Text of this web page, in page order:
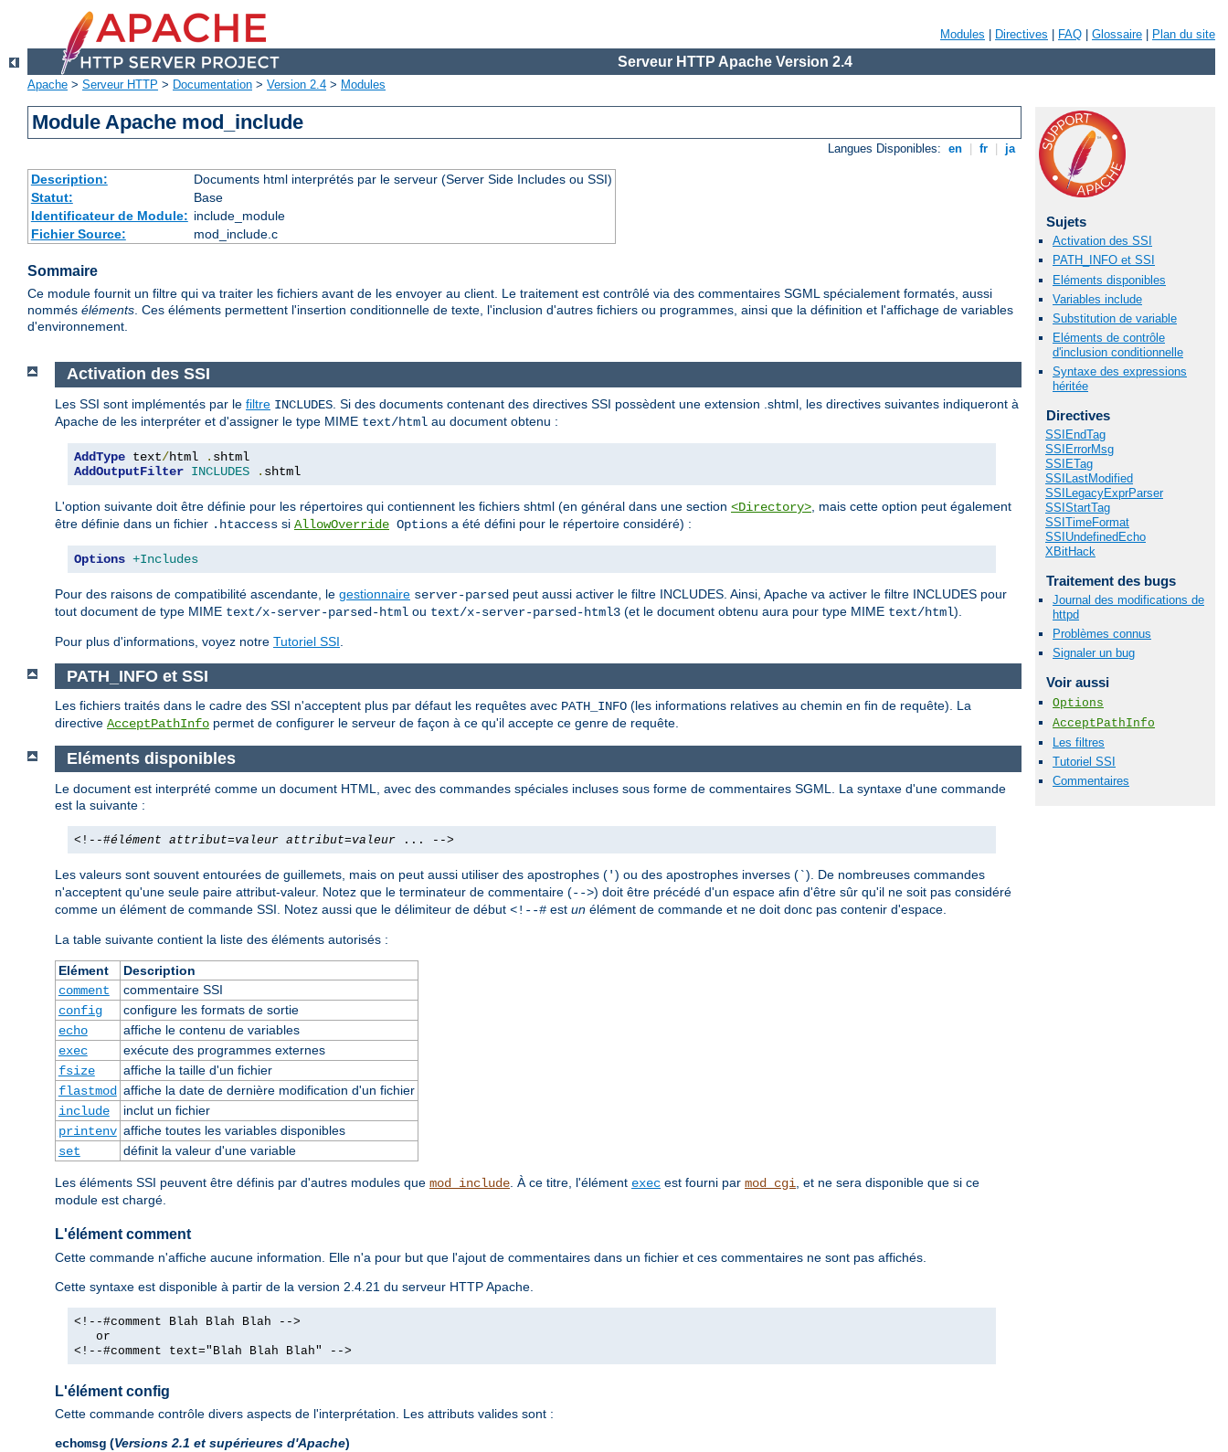
Modules Directives FAQ Glossaire Plan du site
Serveur HTTP Apache Version 2.4
Apache > Serveur HTTP > Documentation > Version 2.4 > Modules
Module Apache mod_include
Langues Disponibles: en fr ja
Description:
Documents html interprétés par le serveur (Server Side Includes ou SSI)
Statut:
Base
Identificateur de Module: include_module
Fichier Source:
mod_include.c
Sommaire
Ce module fournit un filtre qui va traiter les fichiers avant de les envoyer au client. Le traitement est contrôlé via des commentaires SGML spécialement formatés, aussi
nommés éléments. Ces éléments permettent l'insertion conditionnelle de texte, l'inclusion d'autres fichiers ou programmes, ainsi que la définition et l'affichage de variables
d'environnement.
Sujets
Activation des SSI
PATH_INFO et SSI
Eléments disponibles
Variables include
Substitution de variable
Eléments de contrôle
d'inclusion conditionnelle
Syntaxe des expressions
héritée
Directives
SSIEndTag
SSIErrorMsg
SSIETag
SSILastModified
SSILegacyExprParser
SSIStartTag
SSITimeFormat
SSIUndefinedEcho
XBitHack
Traitement des bugs
Journal des modifications de
httpd
Problèmes connus
Signaler un bug
Voir aussi
Options
AcceptPathInfo
Les filtres
Tutoriel SSI
Commentaires
Activation des SSI
Les SSI sont implémentés par le filtre INCLUDES . Si des documents contenant des directives SSI possèdent une extension .shtml, les directives suivantes indiqueront à
Apache de les interpréter et d'assigner le type MIME text/html au document obtenu :
AddType text/html .
AddOutputFilter INCLUDES . shtml
L'option suivante doit être définie pour les répertoires qui contiennent les fichiers shtml (en général dans une section <Directory> , mais cette option peut également
être définie dans un fichier .htaccess si AllowOverride Options a été défini pour le répertoire considéré) :
Options +Includes
Pour des raisons de compatibilité ascendante, le gestionnaire server-parsed peut aussi activer le filtre INCLUDES. Ainsi, Apache va activer le filtre INCLUDES pour
tout document de type MIME text/x-server-parsed-html ou text/x-server-parsed-html3 (et le document obtenu aura pour type MIME text/html).
Pour plus d'informations, voyez notre Tutoriel SSI
PATH_INFO et SSI
Les fichiers traités dans le cadre des SSI n'acceptent plus par défaut les requêtes avec PATH_INFO (les informations relatives au chemin en fin de requête). La
directive AcceptPathInfo permet de configurer le serveur de façon à ce qu'il accepte ce genre de requête.
Eléments disponibles
Le document est interprété comme un document HTML, avec des commandes spéciales incluses sous forme de commentaires SGML. La syntaxe d'une commande
est la suivante :
<!--#élément attribut=valeur attribut=valeur ... -->
Les valeurs sont souvent entourées de guillemets, mais on peut aussi utiliser des apostrophes (') ou des apostrophes inverses (`). De nombreuses commandes
n'acceptent qu'une seule paire attribut-valeur. Notez que le terminateur de commentaire (-->) doit être précédé d'un espace afin d'être sûr qu'il ne soit pas considéré
comme un élément de commande SSI. Notez aussi que le délimiteur de début <!--# est un élément de commande et ne doit donc pas contenir d'espace.
La table suivante contient la liste des éléments autorisés :
Elément
Description
comment
commentaire SSI
config
configure les formats de sortie
echo
affiche le contenu de variables
exec
exécute des programmes externes
fsize
affiche la taille d'un fichier
flastmod affiche la date de dernière modification d'un fichier
include
inclut un fichier
printenv affiche toutes les variables disponibles
set
définit la valeur d'une variable
Les éléments SSI peuvent être définis par d'autres modules que mod_include . À ce titre, l'élément exec est fourni par mod_cgi , et ne sera disponible que si ce
module est chargé.
L'élément comment
Cette commande n'affiche aucune information. Elle n'a pour but que l'ajout de commentaires dans un fichier et ces commentaires ne sont pas affichés.
Cette syntaxe est disponible à partir de la version 2.4.21 du serveur HTTP Apache.
<!--#comment Blah Blah Blah -->
or
<!--#comment text="Blah Blah Blah" -->
L'élément config
Cette commande contrôle divers aspects de l'interprétation. Les attributs valides sont :
echomsg (Versions 2.1 et supérieures d'Apache)